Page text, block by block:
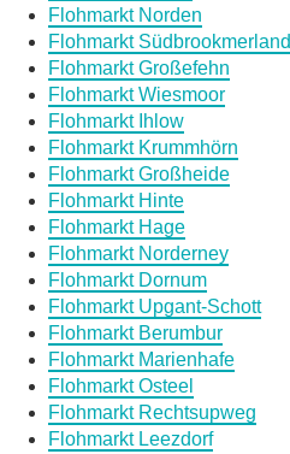
Flohmarkt Norden
Flohmarkt Südbrookmerland
Flohmarkt Großefehn
Flohmarkt Wiesmoor
Flohmarkt Ihlow
Flohmarkt Krummhörn
Flohmarkt Großheide
Flohmarkt Hinte
Flohmarkt Hage
Flohmarkt Norderney
Flohmarkt Dornum
Flohmarkt Upgant-Schott
Flohmarkt Berumbur
Flohmarkt Marienhafe
Flohmarkt Osteel
Flohmarkt Rechtsupweg
Flohmarkt Leezdorf